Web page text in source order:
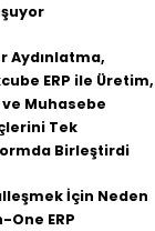
Aydınlatma,
ERP ile Üretim,
ve Muhasebe
Tek
Birleştirdi
İçin Neden
One ERP